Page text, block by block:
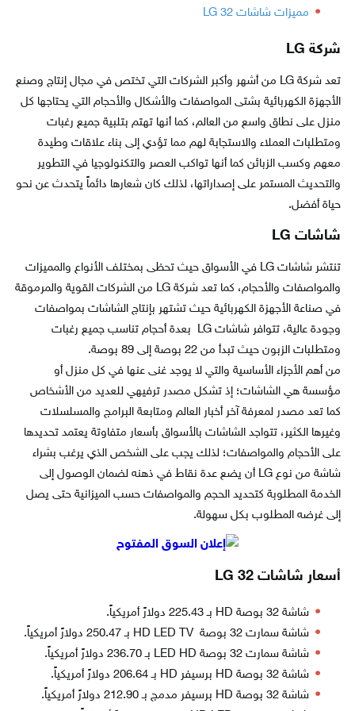
مميزات شاشات LG 32
شركة LG
تعد شركة LG من أشهر وأكبر الشركات التي تختص في مجال إنتاج وصنع
الأجهزة الكهربائية بشتى المواصفات والأشكال والأحجام التي يحتاجها كل
منزل على نطاق واسع من العالم، كما أنها تهتم بتلبية جميع رغبات
ومتطلبات العملاء والاستجابة لهم مما تؤدي إلى بناء علاقات وطيدة
معهم وكسب الزبائن كما أنها تواكب العصر والتكنولوجيا في التطوير
والتحديث المستمر على إصداراتها، لذلك كان شعارها دائماً يتحدث عن نحو
حياة أفضل.
شاشات LG
تنتشر شاشات LG في الأسواق حيث تحظى بمختلف الأنواع والمميزات
والمواصفات والأحجام، كما تعد شركة LG من الشركات القوية والمرموقة
في صناعة الأجهزة الكهربائية حيث تشتهر بإنتاج الشاشات بمواصفات
وجودة عالية، تتوافر شاشات LG بعدة أحجام تناسب جميع رغبات
ومتطلبات الزبون حيث تبدأ من 22 بوصة إلى 89 بوصة.
من أهم الأجزاء الأساسية والتي لا يوجد غنى عنها في كل منزل أو
مؤسسة هي الشاشات؛ إذ تشكل مصدر ترفيهي للعديد من الأشخاص
كما تعد مصدر لمعرفة آخر أخبار العالم ومتابعة البرامج والمسلسلات
وغيرها الكثير، تتواجد الشاشات بالأسواق بأسعار متفاوتة يعتمد تحديدها
على الأحجام والمواصفات؛ لذلك يجب على الشخص الذي يرغب بشراء
شاشة من نوع LG أن يضع عدة نقاط في ذهنه لضمان الوصول إلى
الخدمة المطلوبة كتحديد الحجم والمواصفات حسب الميزانية حتى يصل
إلى غرضه المطلوب بكل سهولة.
أسعار شاشات LG 32
شاشة 32 بوصة HD بـ 225.43 دولارً أمريكياً.
شاشة سمارت 32 بوصة HD LED TV بـ 250.47 دولارً أمريكياً.
شاشة سمارت 32 بوصة LED HD بـ 236.70 دولارً أمريكياً.
شاشة 32 بوصة HD برسيفر HD بـ 206.64 دولارً أمريكياً.
شاشة 32 بوصة HD برسيفر مدمج بـ 212.90 دولارً أمريكياً.